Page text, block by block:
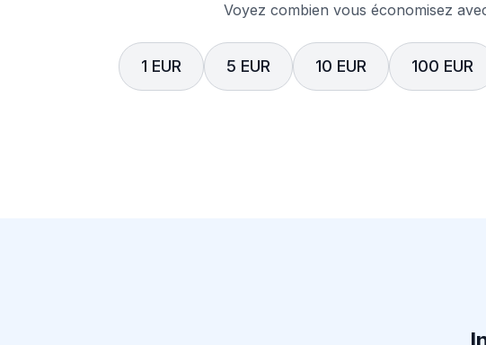
Voyez combien vous économisez
1 EUR 5 EUR 10 EUR 100 EUR